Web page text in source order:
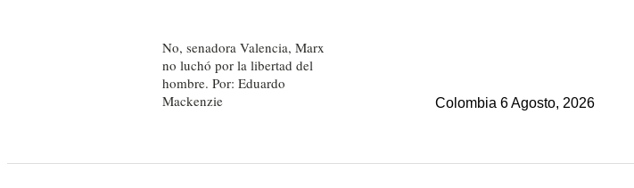
No, senadora Valencia, Marx
no luchó por la libertad del
hombre. Por: Eduardo
Mackenzie
Colombia 6 Agosto, 2026